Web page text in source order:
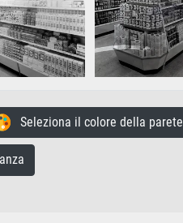
Seleziona il colore della parete